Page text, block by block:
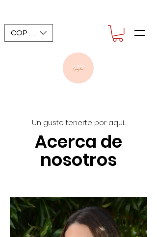
COP ($)
Un gusto tenerte por aquí...
Acerca de
nosotros